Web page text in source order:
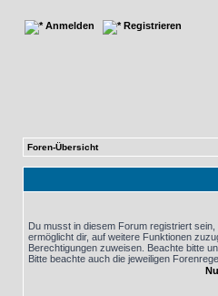
Anmelden Registrieren
Foren-Übersicht
Du musst in diesem Forum registriert
ermöglicht dir, auf weitere Funktionen
Berechtigungen zuweisen. Beachte bitte
Bitte beachte auch die jeweiligen